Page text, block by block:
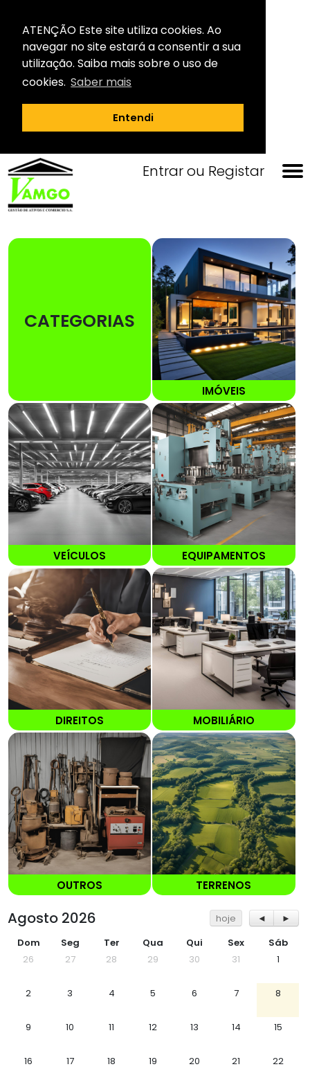
ATENÇÃO Este site utiliza cookies. Ao
navegar no site estará a consentir a sua
utilização. Saiba mais sobre o uso de
cookies. Saber mais
Entendi
Entrarou Registar
CATEGORIAS
IMÓVEIS
VEÍCULOS EQUIPAMENTOS
DIREITOS MOBILIÁRIO
OUTROS TERRENOS
Agosto 2026 hoje ◄
►
Dom
Seg Ter Qua Qui Sex
Sáb
26
27 28 29 30 31 1
2 3 4 5 6 7 8
9 10 11 12 13 14 15
16 17 18 19 20 21 22